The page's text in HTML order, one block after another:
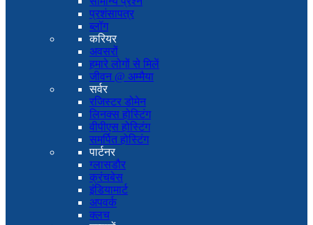
प्रशंसापत्र
ब्लॉग
करियर
अवसरों
हमारे लोगों से मिलें
जीवन @ अम्मैया
सर्वर
रजिस्टर डोमेन
लिनक्स होस्टिंग
वीपीएस होस्टिंग
समर्पित होस्टिंग
पार्टनर
ग्लासडौर
क्रंचबेस
इंडियामार्ट
अपवर्क
क्लच